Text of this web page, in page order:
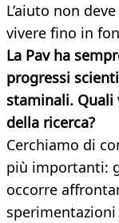
L’aiuto non
vivere fino in
La Pav ha
progressi
staminali.
della ricerca?
Cerchiamo di
più importanti:
occorre